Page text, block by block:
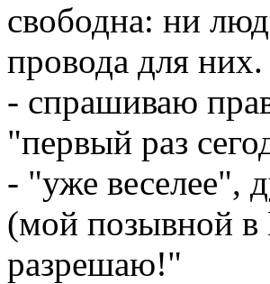
свободна: ни
провода для них.
- спрашиваю
"первый раз
- "уже веселее",
(мой позывной в
разрешаю!"